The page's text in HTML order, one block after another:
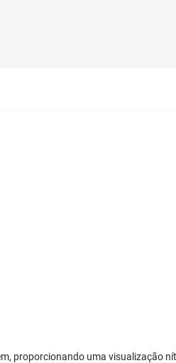
proporcionando uma visualização